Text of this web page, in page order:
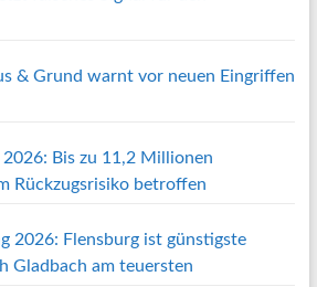
& Grund warnt vor neuen Eingriffen
Bis zu 11,2 Millionen
Rückzugsrisiko betroffen
2026: Flensburg ist günstigste
Gladbach am teuersten